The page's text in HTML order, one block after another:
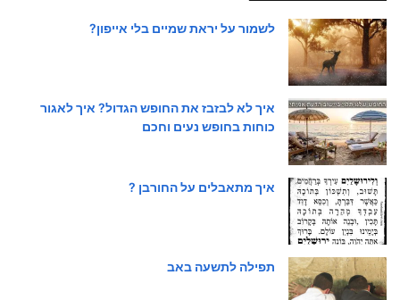
לשמור על יראת שמיים בלי אייפון?
איך לא לבזבז את החופש הגדול? איך לאגור
כוחות בחופש נעים וחכם
איך מתאבלים על החורבן ?
תפילה לתשעה באב